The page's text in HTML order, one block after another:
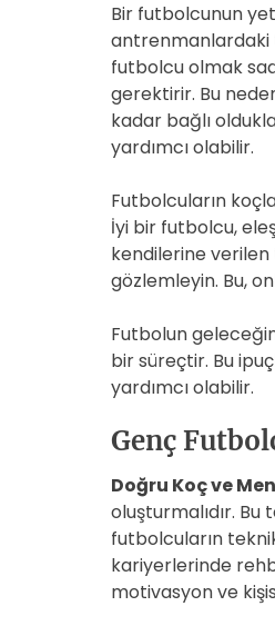
Bir futbolcunun
antrenmanlardaki
futbolcu olmak
gerektirir. Bu
kadar bağlı
yardımcı olabilir.
Futbolcuların
İyi bir futbolcu,
kendilerine verilen
gözlemleyin. Bu,
Futbolun
bir süreçtir. Bu
yardımcı olabilir.
Genç
Doğru Koç ve
oluşturmalıdır.
futbolcuların
kariyerlerinde
motivasyon ve